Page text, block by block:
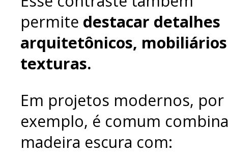
permite destacar detalhes
arquitetônicos,
texturas.
Em projetos modernos, por
exemplo, é comum
madeira escura com: